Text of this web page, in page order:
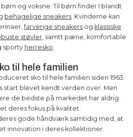
og voksne. Til børn finder I blandt
behagelige sneakers. Kvinderne kan
farverige sneakers og klassiske
støvler, samtt pæne, komfortable
sporty herresko.
til hele familien
sko til hele familien siden 1963.
start blevet kendt verden over. Men
de bedste på markedet har aldrig
deres fokus på kvalitet.
gode håndværk samtidig med, at
innovation i deres kollektioner.